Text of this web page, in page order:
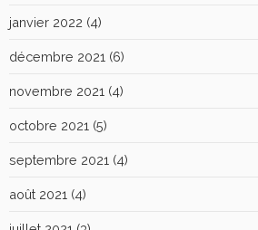
janvier 2022 (4)
décembre 2021 (6)
novembre 2021 (4)
octobre 2021 (5)
septembre 2021 (4)
août 2021 (4)